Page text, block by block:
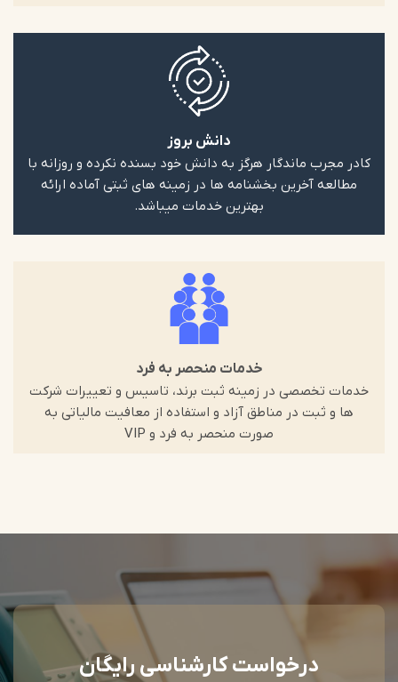
دانش بروز
کادر مجرب ماندگار هرگز به دانش خود بسنده نکرده و روزانه با
مطالعه آخرین بخشنامه ها در زمینه های ثبتی آماده ارائه
بهترین خدمات میباشد.
خدمات منحصر به فرد
خدمات تخصصی در زمینه ثبت برند، تاسیس و تعییرات شرکت
ها و ثبت در مناطق آزاد و استفاده از معافیت مالیاتی به
صورت منحصر به فرد و VIP
درخواست کارشناسی رایگان